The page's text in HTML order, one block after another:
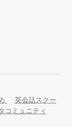
英会話スクー
コミュニティ